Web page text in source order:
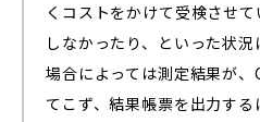
くコストをかけて受検させ
しなかったり、といった状況
場合によっては測定結果が、
てこず、結果帳票を出力す